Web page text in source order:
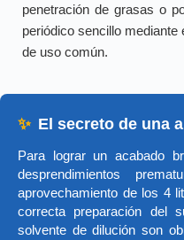
penetración de grasas o
periódico sencillo
de uso común.
✨ El secreto de una
Para lograr un acabado
desprendimientos
aprovechamiento de los 4
correcta preparación del
solvente de dilución son